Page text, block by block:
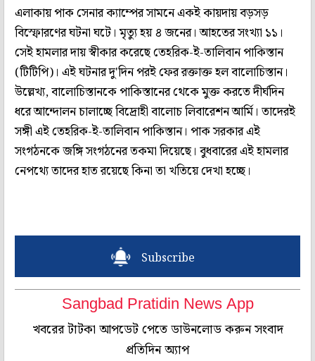
এলাকায় পাক সেনার ক্যাম্পের সামনে একই কায়দায় বড়সড়
বিস্ফোরণের ঘটনা ঘটে। মৃত্যু হয় ৪ জনের। আহতের সংখ্যা ১১।
সেই হামলার দায় স্বীকার করেছে তেহরিক-ই-তালিবান পাকিস্তান
(টিটিপি)। এই ঘটনার দু'দিন পরই ফের রক্তাক্ত হল বালোচিস্তান।
উল্লেখ্য, বালোচিস্তানকে পাকিস্তানের থেকে মুক্ত করতে দীর্ঘদিন
ধরে আন্দোলন চালাচ্ছে বিদ্রোহী বালোচ লিবারেশন আর্মি। তাদেরই
সঙ্গী এই তেহরিক-ই-তালিবান পাকিস্তান। পাক সরকার এই
সংগঠনকে জঙ্গি সংগঠনের তকমা দিয়েছে। বুধবারের এই হামলার
নেপথ্যে তাদের হাত রয়েছে কিনা তা খতিয়ে দেখা হচ্ছে।
Subscribe
Sangbad Pratidin News App
খবরের টাটকা আপডেট পেতে ডাউনলোড করুন সংবাদ
প্রতিদিন অ্যাপ